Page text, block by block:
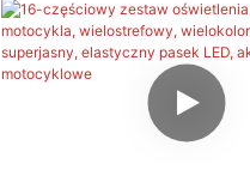
zalety pod względem
Wykonany jest z surowców,
certyfikację systemu
więcej, światła samochodowe
LED Rock, światła LED Whip,